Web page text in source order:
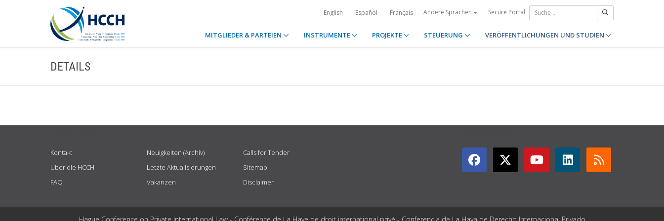
English Español Français Andere Sprachen Secure Portal
MITGLIEDER & PARTEIEN INSTRUMENTE PROJEKTE STEUERUNG VERÖFFENTLICHUNGEN UND STUDIEN
DETAILS
Kontakt
Über die HCCH
FAQ
Neuigkeiten (Archiv)
Letzte Aktualisierungen
Vakanzen
Calls for Tender
Sitemap
Disclaimer